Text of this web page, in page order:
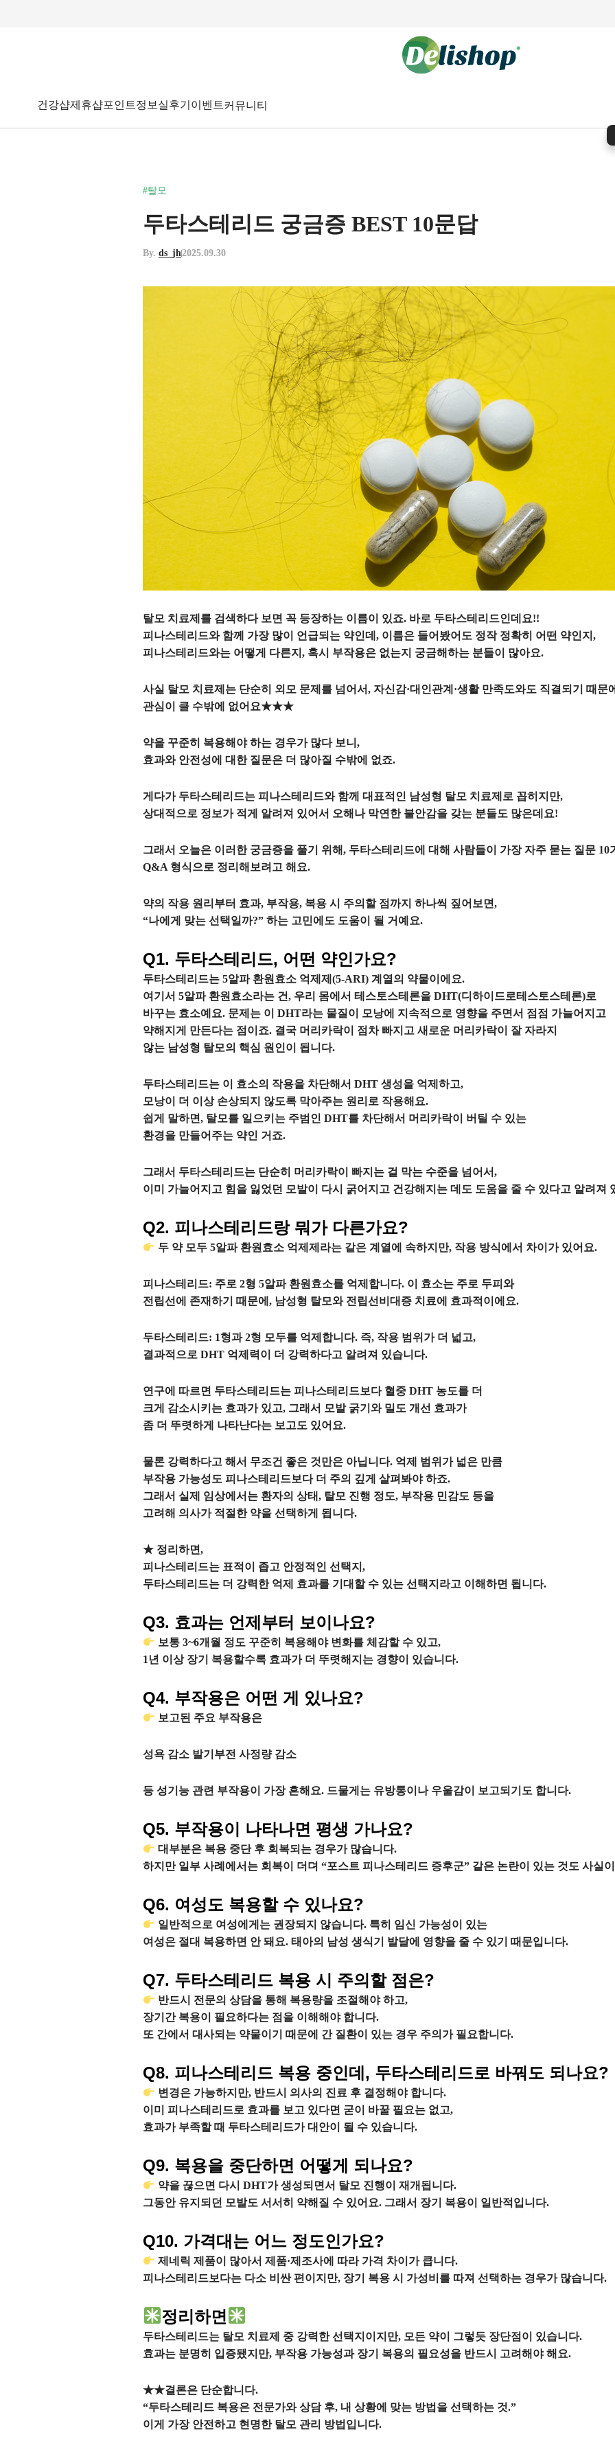
건강샵제휴샵포인트정보실후기 이벤트커뮤니티
#탈모
두타스테리드 궁금증 BEST 10문답
By. ds_jh2025.09.30
탈모 치료제를 검색하다 보면 꼭 등장하는 이름이 있죠. 바로 두타스테리드인데요!!
피나스테리드와 함께 가장 많이 언급되는 약인데, 이름은 들어봤어도 정작 정확히 어떤 약인지,
피나스테리드와는 어떻게 다른지, 혹시 부작용은 없는지 궁금해하는 분들이 많아요.
사실 탈모 치료제는 단순히 외모 문제를 넘어서, 자신감·대인관계·생활 만족도와도 직결되기 때문
관심이 클 수밖에 없어요★★★
약을 꾸준히 복용해야 하는 경우가 많다 보니,
효과와 안전성에 대한 질문은 더 많아질 수밖에 없죠.
게다가 두타스테리드는 피나스테리드와 함께 대표적인 남성형 탈모 치료제로 꼽히지만,
상대적으로 정보가 적게 알려져 있어서 오해나 막연한 불안감을 갖는 분들도 많은데요!
그래서 오늘은 이러한 궁금증을 풀기 위해, 두타스테리드에 대해 사람들이 가장 자주 묻는 질문 10
Q&A 형식으로 정리해보려고 해요.
약의 작용 원리부터 효과, 부작용, 복용 시 주의할 점까지 하나씩 짚어보면,
“나에게 맞는 선택일까?” 하는 고민에도 도움이 될 거예요.
Q1. 두타스테리드, 어떤 약인가요?
두타스테리드는 5알파 환원효소 억제제(5-ARI) 계열의 약물이에요.
여기서 5알파 환원효소라는 건, 우리 몸에서 테스토스테론을 DHT(디하이드로테스토스테론)로
바꾸는 효소예요. 문제는 이 DHT라는 물질이 모낭에 지속적으로 영향을 주면서 점점 가늘어지고
약해지게 만든다는 점이죠. 결국 머리카락이 점차 빠지고 새로운 머리카락이 잘 자라지
않는 남성형 탈모의 핵심 원인이 됩니다.
두타스테리드는 이 효소의 작용을 차단해서 DHT 생성을 억제하고,
모낭이 더 이상 손상되지 않도록 막아주는 원리로 작용해요.
쉽게 말하면, 탈모를 일으키는 주범인 DHT를 차단해서 머리카락이 버틸 수 있는
환경을 만들어주는 약인 거죠.
그래서 두타스테리드는 단순히 머리카락이 빠지는 걸 막는 수준을 넘어서,
이미 가늘어지고 힘을 잃었던 모발이 다시 굵어지고 건강해지는 데도 도움을 줄 수 있다고 알려져
Q2. 피나스테리드랑 뭐가 다른가요?
두 약 모두 5알파 환원효소 억제제라는 같은 계열에 속하지만, 작용 방식에서 차이가 있어요.
피나스테리드: 주로 2형 5알파 환원효소를 억제합니다. 이 효소는 주로 두피와
전립선에 존재하기 때문에, 남성형 탈모와 전립선비대증 치료에 효과적이에요.
두타스테리드: 1형과 2형 모두를 억제합니다. 즉, 작용 범위가 더 넓고,
결과적으로 DHT 억제력이 더 강력하다고 알려져 있습니다.
연구에 따르면 두타스테리드는 피나스테리드보다 혈중 DHT 농도를 더
크게 감소시키는 효과가 있고, 그래서 모발 굵기와 밀도 개선 효과가
좀 더 뚜렷하게 나타난다는 보고도 있어요.
물론 강력하다고 해서 무조건 좋은 것만은 아닙니다. 억제 범위가 넓은 만큼
부작용 가능성도 피나스테리드보다 더 주의 깊게 살펴봐야 하죠.
그래서 실제 임상에서는 환자의 상태, 탈모 진행 정도, 부작용 민감도 등을
고려해 의사가 적절한 약을 선택하게 됩니다.
★ 정리하면,
피나스테리드는 표적이 좁고 안정적인 선택지,
두타스테리드는 더 강력한 억제 효과를 기대할 수 있는 선택지라고 이해하면 됩니다.
Q3. 효과는 언제부터 보이나요?
보통 3~6개월 정도 꾸준히 복용해야 변화를 체감할 수 있고,
1년 이상 장기 복용할수록 효과가 더 뚜렷해지는 경향이 있습니다.
Q4. 부작용은 어떤 게 있나요?
보고된 주요 부작용은
성욕 감소 발기부전 사정량 감소
등 성기능 관련 부작용이 가장 흔해요. 드물게는 유방통이나 우울감이 보고되기도 합니다.
Q5. 부작용이 나타나면 평생 가나요?
대부분은 복용 중단 후 회복되는 경우가 많습니다.
하지만 일부 사례에서는 회복이 더뎌 “포스트 피나스테리드 증후군” 같은 논란이 있는 것도 사실
Q6. 여성도 복용할 수 있나요?
일반적으로 여성에게는 권장되지 않습니다. 특히 임신 가능성이 있는
여성은 절대 복용하면 안 돼요. 태아의 남성 생식기 발달에 영향을 줄 수 있기 때문입니다.
Q7. 두타스테리드 복용 시 주의할 점은?
반드시 전문의 상담을 통해 복용량을 조절해야 하고,
장기간 복용이 필요하다는 점을 이해해야 합니다.
또 간에서 대사되는 약물이기 때문에 간 질환이 있는 경우 주의가 필요합니다.
Q8. 피나스테리드 복용 중인데, 두타스테리드로 바꿔도 되나요?
변경은 가능하지만, 반드시 의사의 진료 후 결정해야 합니다.
이미 피나스테리드로 효과를 보고 있다면 굳이 바꿀 필요는 없고,
효과가 부족할 때 두타스테리드가 대안이 될 수 있습니다.
Q9. 복용을 중단하면 어떻게 되나요?
약을 끊으면 다시 DHT가 생성되면서 탈모 진행이 재개됩니다.
그동안 유지되던 모발도 서서히 약해질 수 있어요. 그래서 장기 복용이 일반적입니다.
Q10. 가격대는 어느 정도인가요?
제네릭 제품이 많아서 제품·제조사에 따라 가격 차이가 큽니다.
피나스테리드보다는 다소 비싼 편이지만, 장기 복용 시 가성비를 따져 선택하는 경우가 많습니다.
정리하면
두타스테리드는 탈모 치료제 중 강력한 선택지이지만, 모든 약이 그렇듯 장단점이 있습니다.
효과는 분명히 입증됐지만, 부작용 가능성과 장기 복용의 필요성을 반드시 고려해야 해요.
★★결론은 단순합니다.
“두타스테리드 복용은 전문가와 상담 후, 내 상황에 맞는 방법을 선택하는 것.”
이게 가장 안전하고 현명한 탈모 관리 방법입니다.